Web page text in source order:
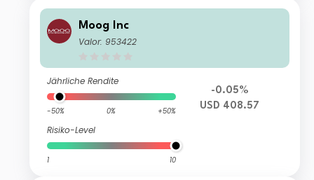
Moog Inc
Valor: 953422
Jährliche Rendite
-50% 0% +50%
Risiko-Level
1 10
-0.05%
USD 408.57